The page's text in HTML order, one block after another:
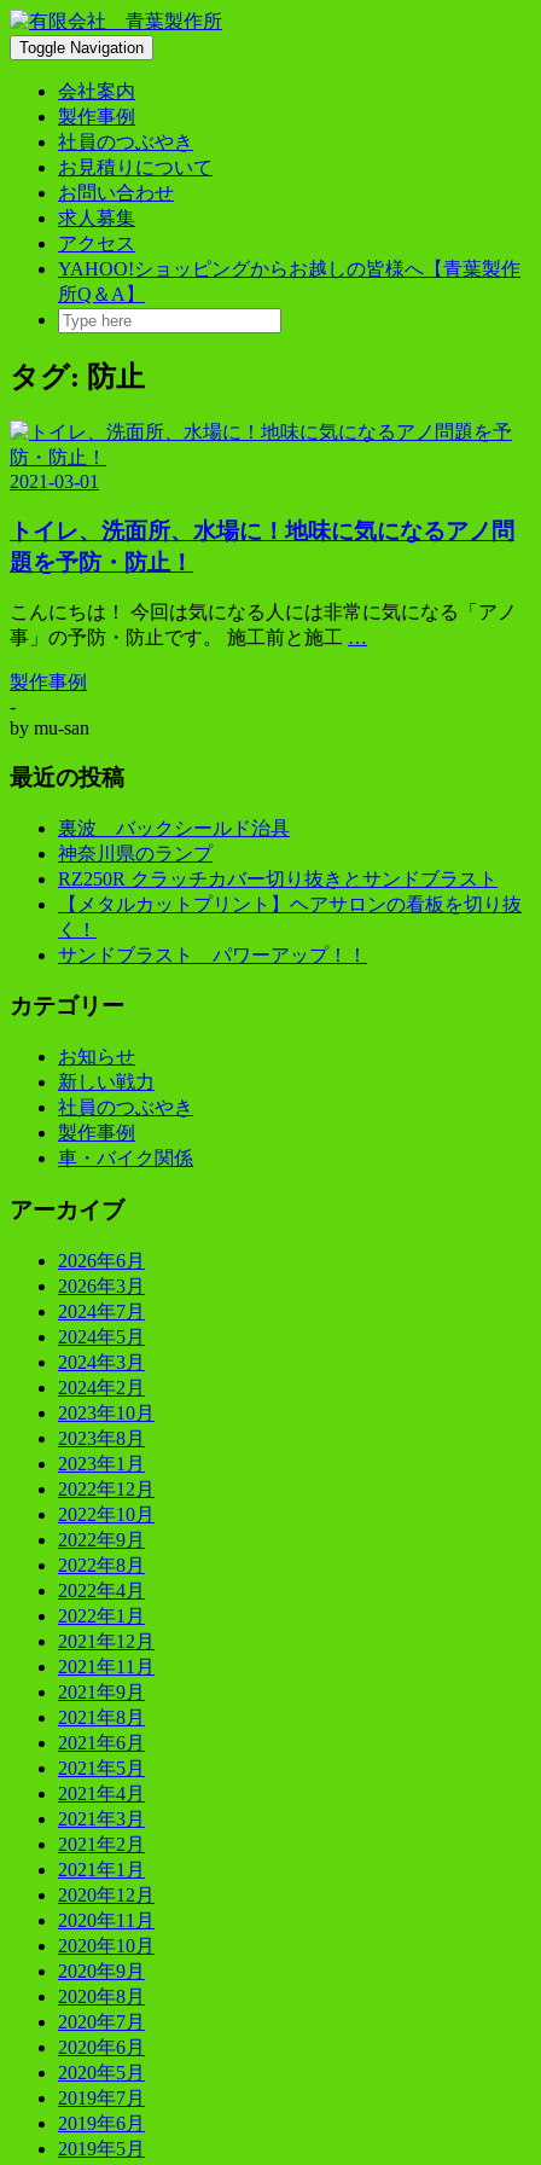
Skip
to
content
Toggle Navigation
会社案内
製作事例
社員のつぶやき
お見積りについて
お問い合わせ
求人募集
アクセス
YAHOO!ショッピングからお越しの皆様へ【青葉製作
所Q＆A】
タグ: 防止
2021-03-01
トイレ、洗面所、水場に！地味に気になるアノ問
題を予防・防止！
こんにちは！ 今回は気になる人には非常に気になる「アノ
事」の予防・防止です。 施工前と施工 …
製作事例
-
by mu-san
最近の投稿
裏波 バックシールド治具
神奈川県のランプ
RZ250R クラッチカバー切り抜きとサンドブラスト
【メタルカットプリント】ヘアサロンの看板を切り抜
く！
サンドブラスト パワーアップ！！
カテゴリー
お知らせ
新しい戦力
社員のつぶやき
製作事例
車・バイク関係
アーカイブ
2026年6月
2026年3月
2024年7月
2024年5月
2024年3月
2024年2月
2023年10月
2023年8月
2023年1月
2022年12月
2022年10月
2022年9月
2022年8月
2022年4月
2022年1月
2021年12月
2021年11月
2021年9月
2021年8月
2021年6月
2021年5月
2021年4月
2021年3月
2021年2月
2021年1月
2020年12月
2020年11月
2020年10月
2020年9月
2020年8月
2020年7月
2020年6月
2020年5月
2019年7月
2019年6月
2019年5月